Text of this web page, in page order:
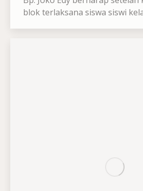
blok terlaksana siswa siswi